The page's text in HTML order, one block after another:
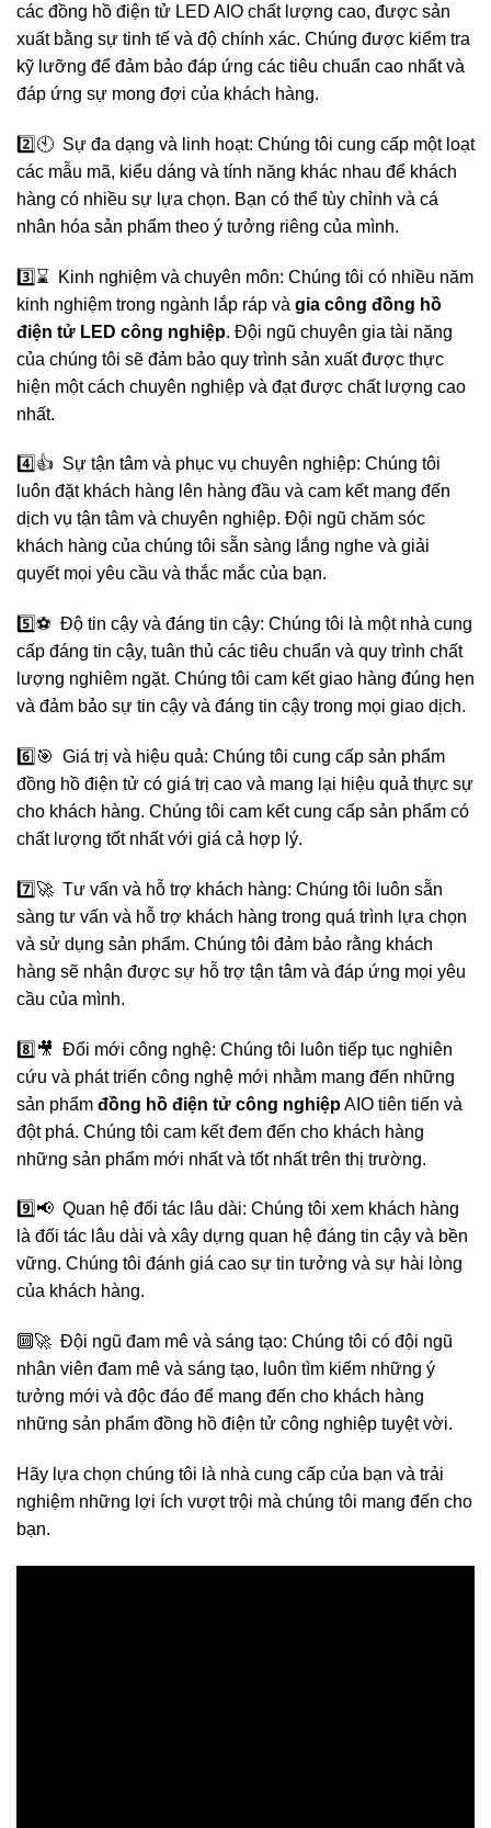
các đồng hồ điện tử LED AIO chất lượng cao, được sản
xuất bằng sự tinh tế và độ chính xác. Chúng được kiểm tra
kỹ lưỡng để đảm bảo đáp ứng các tiêu chuẩn cao nhất và
đáp ứng sự mong đợi của khách hàng.
2️⃣🕙 Sự đa dạng và linh hoạt: Chúng tôi cung cấp một loạt
các mẫu mã, kiểu dáng và tính năng khác nhau để khách
hàng có nhiều sự lựa chọn. Bạn có thể tùy chỉnh và cá
nhân hóa sản phẩm theo ý tưởng riêng của mình.
3️⃣⌛️ Kinh nghiệm và chuyên môn: Chúng tôi có nhiều năm
kinh nghiệm trong ngành lắp ráp và gia công đồng hồ
điện tử LED công nghiệp. Đội ngũ chuyên gia tài năng
của chúng tôi sẽ đảm bảo quy trình sản xuất được thực
hiện một cách chuyên nghiệp và đạt được chất lượng cao
nhất.
4️⃣👍 Sự tận tâm và phục vụ chuyên nghiệp: Chúng tôi
luôn đặt khách hàng lên hàng đầu và cam kết mang đến
dịch vụ tận tâm và chuyên nghiệp. Đội ngũ chăm sóc
khách hàng của chúng tôi sẵn sàng lắng nghe và giải
quyết mọi yêu cầu và thắc mắc của bạn.
5️⃣⚽ Độ tin cậy và đáng tin cậy: Chúng tôi là một nhà cung
cấp đáng tin cậy, tuân thủ các tiêu chuẩn và quy trình chất
lượng nghiêm ngặt. Chúng tôi cam kết giao hàng đúng hẹn
và đảm bảo sự tin cậy và đáng tin cậy trong mọi giao dịch.
6️⃣🎯 Giá trị và hiệu quả: Chúng tôi cung cấp sản phẩm
đồng hồ điện tử có giá trị cao và mang lại hiệu quả thực sự
cho khách hàng. Chúng tôi cam kết cung cấp sản phẩm có
chất lượng tốt nhất với giá cả hợp lý.
7️⃣🚀 Tư vấn và hỗ trợ khách hàng: Chúng tôi luôn sẵn
sàng tư vấn và hỗ trợ khách hàng trong quá trình lựa chọn
và sử dụng sản phẩm. Chúng tôi đảm bảo rằng khách
hàng sẽ nhận được sự hỗ trợ tận tâm và đáp ứng mọi yêu
cầu của mình.
8️⃣🎥 Đổi mới công nghệ: Chúng tôi luôn tiếp tục nghiên
cứu và phát triển công nghệ mới nhằm mang đến những
sản phẩm đồng hồ điện tử công nghiệpAIO tiên tiến và
đột phá. Chúng tôi cam kết đem đến cho khách hàng
những sản phẩm mới nhất và tốt nhất trên thị trường.
9️⃣📢 Quan hệ đối tác lâu dài: Chúng tôi xem khách hàng
là đối tác lâu dài và xây dựng quan hệ đáng tin cậy và bền
vững. Chúng tôi đánh giá cao sự tin tưởng và sự hài lòng
của khách hàng.
🔟🚀 Đội ngũ đam mê và sáng tạo: Chúng tôi có đội ngũ
nhân viên đam mê và sáng tạo, luôn tìm kiếm những ý
tưởng mới và độc đáo để mang đến cho khách hàng
những sản phẩm đồng hồ điện tử công nghiệp tuyệt vời.
Hãy lựa chọn chúng tôi là nhà cung cấp của bạn và trải
nghiệm những lợi ích vượt trội mà chúng tôi mang đến cho
bạn.